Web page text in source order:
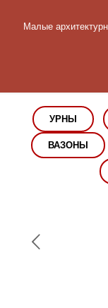
Малые
УРНЫ
ВАЗОНЫ